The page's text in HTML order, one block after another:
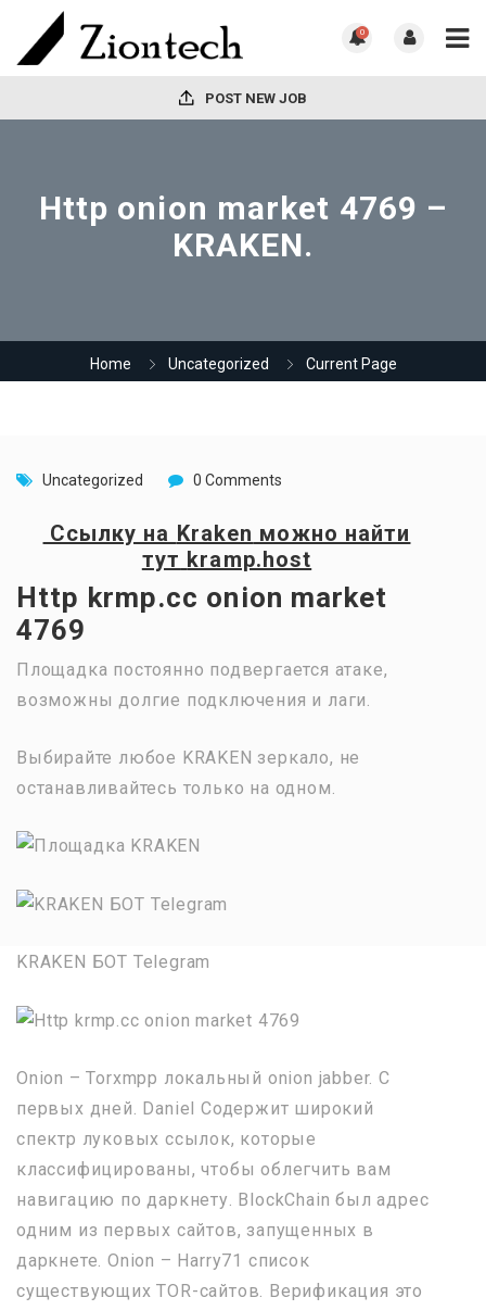
0
POST NEW JOB
Http onion market 4769 –
KRAKEN.
Home Uncategorized Current Page
Uncategorized 0 Comments
Ссылку на Kraken можно найти
тут kramp.host
Http krmp.cc onion market
4769
Площадка постоянно подвергается атаке,
возможны долгие подключения и лаги.
Выбирайте любое KRAKEN зеркало, не
останавливайтесь только на одном.
KRAKEN БОТ Telegram
Onion – Torxmpp локальный onion jabber. С
первых дней. Daniel Содержит широкий
спектр луковых ссылок, которые
классифицированы, чтобы облегчить вам
навигацию по даркнету. BlockChain был адрес
одним из первых сайтов, запущенных в
даркнете. Onion – Harry71 список
существующих TOR-сайтов. Верификация это